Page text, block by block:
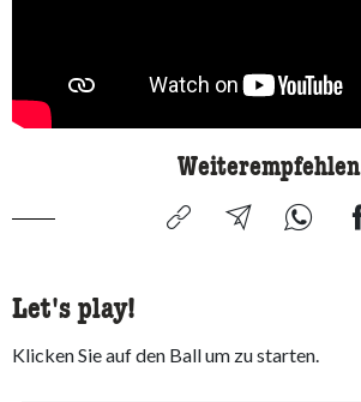
Weiterempfehlen
Let's play!
Klicken Sie auf den Ball um zu starten.